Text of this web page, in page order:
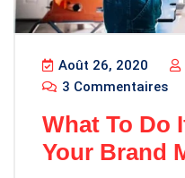
Août 26, 2020
3 Commentaires
What To Do
Your Brand